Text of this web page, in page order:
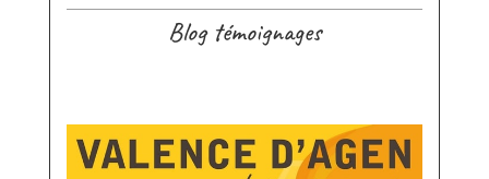
Blog témoignages